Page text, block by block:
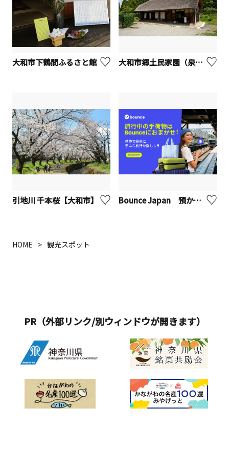
大和市下鶴間ふるさと館 大和市郷土民家園（泉の森内）
引地川 千本桜【大和市】 Bounce Japan 預かりサービス
HOME 観光スポット
PR（外部リンク/別ウィンドウが開きます）